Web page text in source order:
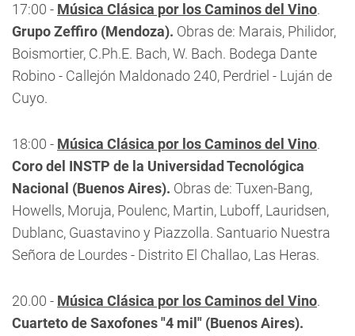
17:00 - Música Clásica por los Caminos del Vino.
Grupo Zeffiro (Mendoza). Obras de: Marais, Philidor,
Boismortier, C.Ph.E. Bach, W. Bach. Bodega Dante
Robino - Callejón Maldonado 240, Perdriel - Luján de
Cuyo.
18:00 - Música Clásica por los Caminos del Vino.
Coro del INSTP de la Universidad Tecnológica
Nacional (Buenos Aires). Obras de: Tuxen-Bang,
Howells, Moruja, Poulenc, Martin, Luboff, Lauridsen,
Dublanc, Guastavino y Piazzolla. Santuario Nuestra
Señora de Lourdes - Distrito El Challao, Las Heras.
20.00 - Música Clásica por los Caminos del Vino.
Cuarteto de Saxofones "4 mil" (Buenos Aires).